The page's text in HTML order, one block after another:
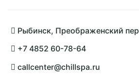
Рыбинск, Преображенский
+7 4852 60-78-64
callcenter@chillspa.ru